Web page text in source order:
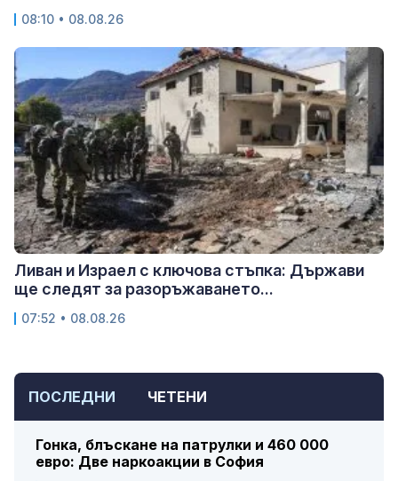
ПОСЛЕДНИ ЧЕТЕНИ
Гонка, блъскане на патрулки и 460 000
евро: Две наркоакции в София
08:10 • 08.08.26
Ливан и Израел с ключова стъпка: Държави
ще следят за разоръжаването...
07:52 • 08.08.26